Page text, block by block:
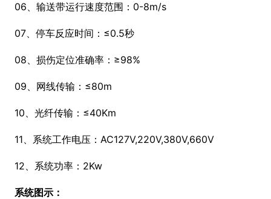
06、输送带运行速度范围：0-8m/s
07、停车反应时间：≤0.5秒
08、损伤定位准确率：≥98%
09、网线传输：≤80m
10、光纤传输：≤40Km
11、系统工作电压：AC127V,220V,380V,660V
12、系统功率：2Kw
系统图示：